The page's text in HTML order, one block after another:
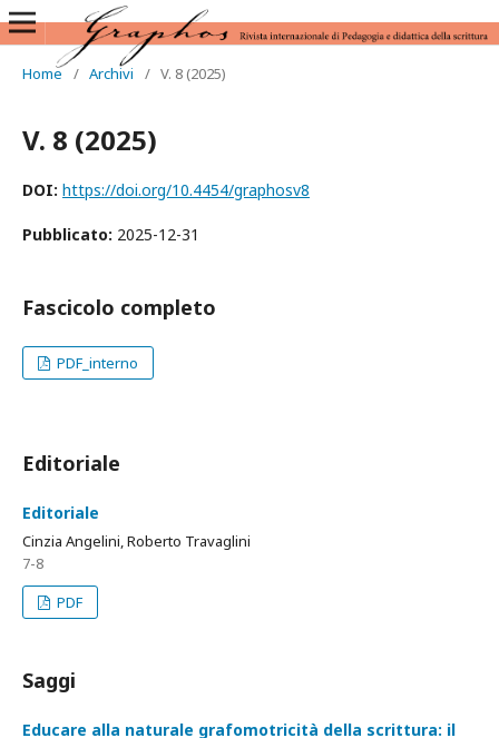
Home / Archivi / V. 8 (2025)
V. 8 (2025)
DOI: https://doi.org/10.4454/graphosv8
Pubblicato: 2025-12-31
Fascicolo completo
PDF_interno
Editoriale
Editoriale
Cinzia Angelini, Roberto Travaglini
7-8
PDF
Saggi
Educare alla naturale grafomotricità della scrittura: il